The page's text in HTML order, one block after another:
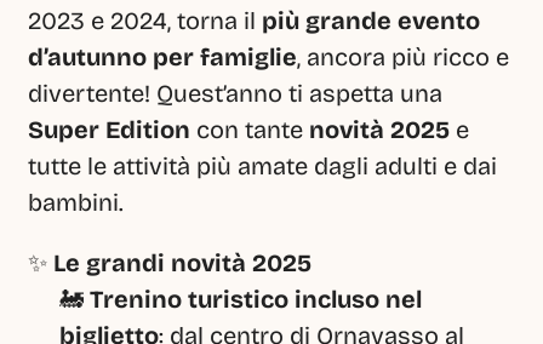
2023 e 2024, torna il più grande evento
d’autunno per famiglie, ancora più ricco e
Super Edition con tante novità 2025 e
tutte le attività più amate dagli adulti e dai
bambini.
✨ Le grandi novità 2025
🚂 Trenino turistico incluso nel
biglietto: dal centro di Ornavasso al